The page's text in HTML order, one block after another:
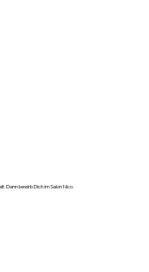
Dann bewirb Dich im Salon Nico.